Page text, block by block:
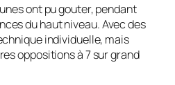
ont pu gouter, pendant
du haut niveau. Avec des
individuelle, mais
oppositions à 7 sur grand